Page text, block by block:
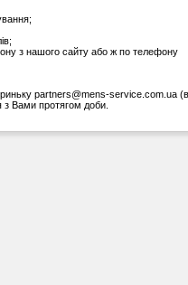
з нашого сайту або ж по телефону
partners@mens-service.com.ua (в
з Вами протягом доби.